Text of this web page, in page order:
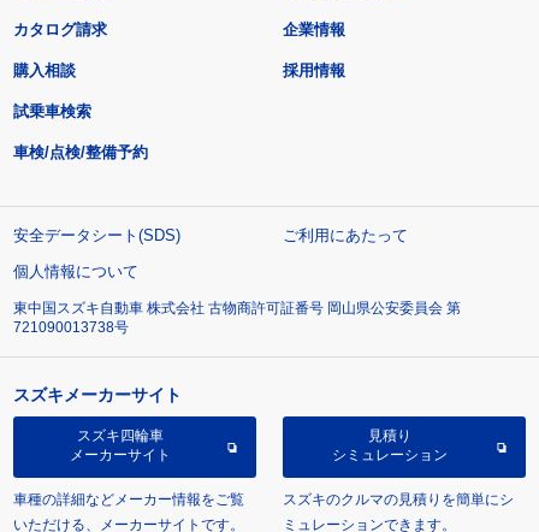
カタログ請求
購入相談
試乗車検索
車検/点検/整備予約
企業情報
採用情報
安全データシート(SDS)
ご利用にあたって
個人情報について
東中国スズキ自動車 株式会社 古物商許可証番号 岡山県公安委員会 第
721090013738号
スズキメーカーサイト
スズキ四輪車
メーカーサイト
車種の詳細などメーカー情報をご覧
いただける、メーカーサイトです。
見積り
シミュレーション
スズキのクルマの見積りを簡単にシ
ミュレーションできます。